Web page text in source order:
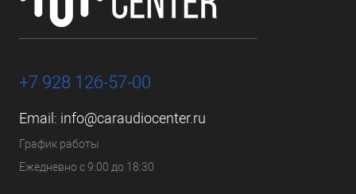
+7 928 126-57-00
Email: info@caraudiocenter.ru
График работы
Ежедневно с 9:00 до 18:30